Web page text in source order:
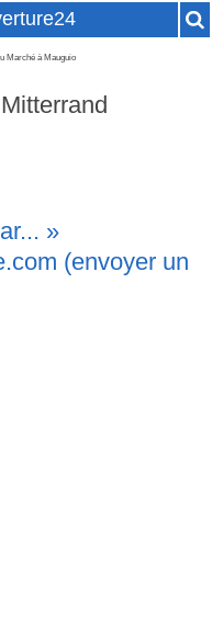
Marché à Mauguio
»
.com (envoyer un